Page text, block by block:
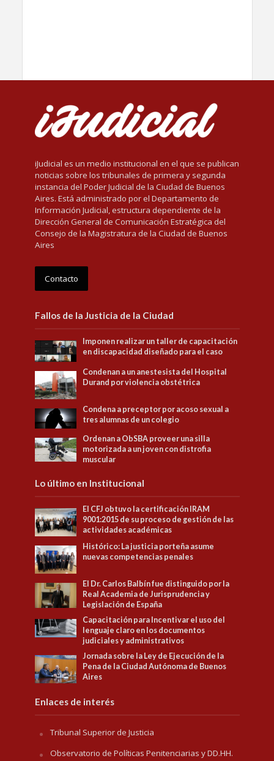
iJudicial es un medio institucional en el que se publican
noticias sobre los tribunales de primera y segunda
instancia del Poder Judicial de la Ciudad de Buenos
Aires. Está administrado por el Departamento de
Información Judicial, estructura dependiente de la
Dirección General de Comunicación Estratégica del
Consejo de la Magistratura de la Ciudad de Buenos
Aires
Contacto
Fallos de la Justicia de la Ciudad
Imponen realizar un taller de capacitación
en discapacidad diseñado para el caso
Condenan a un anestesista del Hospital
Durand por violencia obstétrica
Condena a preceptor por acoso sexual a
tres alumnas de un colegio
Ordenan a ObSBA proveer una silla
motorizada a un joven con distrofia
muscular
Lo último en Institucional
El CFJ obtuvo la certificación IRAM
9001:2015 de su proceso de gestión de las
actividades académicas
Histórico: La justicia porteña asume
nuevas competencias penales
El Dr. Carlos Balbín fue distinguido por la
Real Academia de Jurisprudencia y
Legislación de España
Capacitación para Incentivar el uso del
lenguaje claro en los documentos
judiciales y administrativos
Jornada sobre la Ley de Ejecución de la
Pena de la Ciudad Autónoma de Buenos
Aires
Enlaces de interés
Tribunal Superior de Justicia
Observatorio de Políticas Penitenciarias y DD.HH.